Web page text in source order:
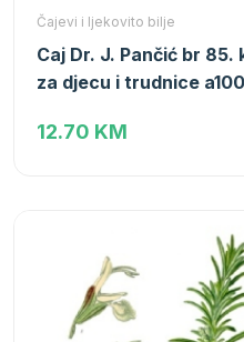
Čajevi i ljekovito bilje
Caj Dr. J. Pančić br
za djecu i trudnice
12.70 KM